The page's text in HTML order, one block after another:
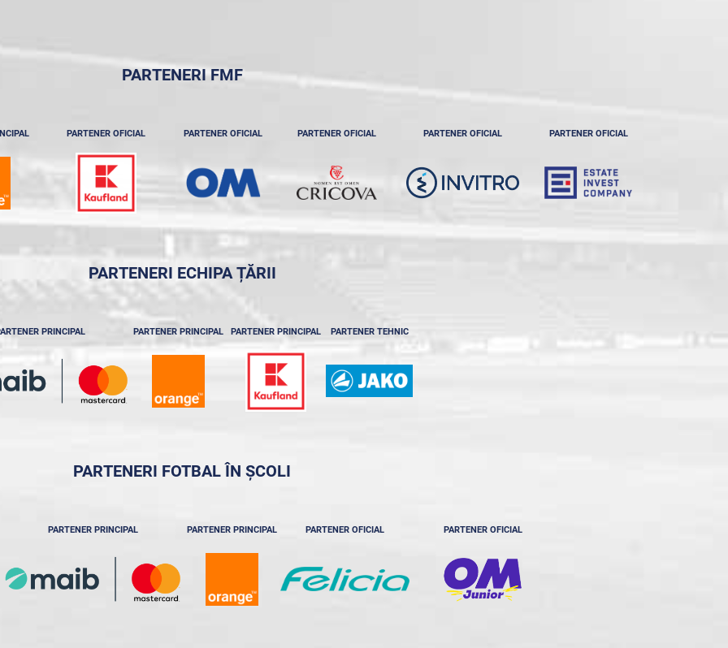
PARTENERI FMF
PARTENER OFICIAL PARTENER OFICIAL PARTENER OFICIAL PARTENER OFICIAL PARTENER OFICIAL
PARTENERI ECHIPA ȚĂRII
PRINCIPAL PARTENER PRINCIPAL PARTENER PRINCIPAL PARTENER TEHNIC
PARTENERI FOTBAL ÎN ȘCOLI
PARTENER PRINCIPAL PARTENER PRINCIPAL PARTENER OFICIAL PARTENER OFICIAL